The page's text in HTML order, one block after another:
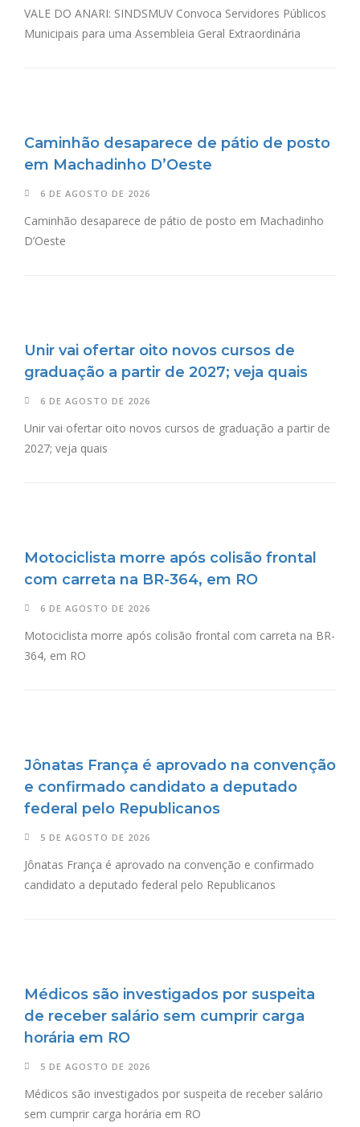
VALE DO ANARI: SINDSMUV Convoca Servidores Públicos
Municipais para uma Assembleia Geral Extraordinária
Caminhão desaparece de pátio de posto
em Machadinho D’Oeste
6 DE AGOSTO DE 2026
Caminhão desaparece de pátio de posto em Machadinho
D’Oeste
Unir vai ofertar oito novos cursos de
graduação a partir de 2027; veja quais
6 DE AGOSTO DE 2026
Unir vai ofertar oito novos cursos de graduação a partir de
2027; veja quais
Motociclista morre após colisão frontal
com carreta na BR-364, em RO
6 DE AGOSTO DE 2026
Motociclista morre após colisão frontal com carreta na BR-
364, em RO
Jônatas França é aprovado na convenção
e confirmado candidato a deputado
federal pelo Republicanos
5 DE AGOSTO DE 2026
Jônatas França é aprovado na convenção e confirmado
candidato a deputado federal pelo Republicanos
Médicos são investigados por suspeita
de receber salário sem cumprir carga
horária em RO
5 DE AGOSTO DE 2026
Médicos são investigados por suspeita de receber salário
sem cumprir carga horária em RO